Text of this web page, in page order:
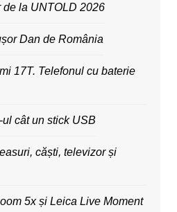
la UNTOLD 2026
Dan de România
17T. Telefonul cu baterie
cât un stick USB
căști, televizor și
5x și Leica Live Moment